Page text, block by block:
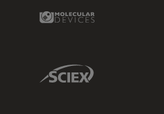
Molecular Devices Link
Sciex Link